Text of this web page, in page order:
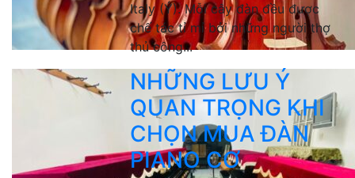
Italy (Ý). Mỗi cây đàn đều được
chế tác tỉ mỉ bởi những người thợ
thủ công...
NHỮNG LƯU Ý
QUAN TRỌNG KHI
CHỌN MUA ĐÀN
PIANO CƠ